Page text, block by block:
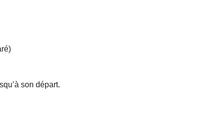
son départ.